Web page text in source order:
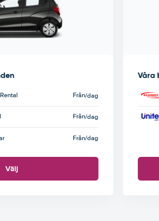
Från/dag
Från/dag
Från/dag
Välj
Våra